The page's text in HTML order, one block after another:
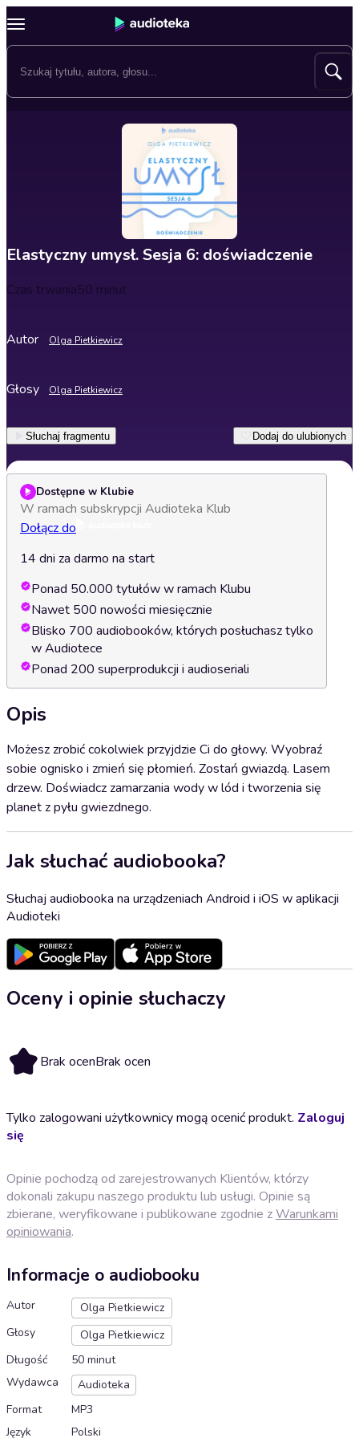
Elastyczny umysł. Sesja 6: doświadczenie
Czas trwania50 minut
Autor Olga Pietkiewicz
Głosy Olga Pietkiewicz
Słuchaj fragmentu Dodaj do ulubionych
Dostępne w Klubie
W ramach subskrypcji Audioteka Klub
Dołącz do
14 dni za darmo na start
Ponad 50.000 tytułów w ramach Klubu
Nawet 500 nowości miesięcznie
Blisko 700 audiobooków, których posłuchasz tylko
w Audiotece
Ponad 200 superprodukcji i audioseriali
Opis
Możesz zrobić cokolwiek przyjdzie Ci do głowy. Wyobraź
sobie ognisko i zmień się płomień. Zostań gwiazdą. Lasem
drzew. Doświadcz zamarzania wody w lód i tworzenia się
planet z pyłu gwiezdnego.
Jak słuchać audiobooka?
Słuchaj audiobooka na urządzeniach Android i iOS w aplikacji
Audioteki
Oceny i opinie słuchaczy
Brak ocenBrak ocen
Tylko zalogowani użytkownicy mogą ocenić produkt. Zaloguj
się
Opinie pochodzą od zarejestrowanych Klientów, którzy
dokonali zakupu naszego produktu lub usługi. Opinie są
zbierane, weryfikowane i publikowane zgodnie zWarunkami
opiniowania.
Informacje o audiobooku
Autor
Olga Pietkiewicz
Głosy
Olga Pietkiewicz
Długość
50 minut
Wydawca
Audioteka
Format
MP3
Język
Polski